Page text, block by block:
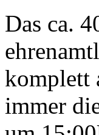
Das ca.
komplett
immer